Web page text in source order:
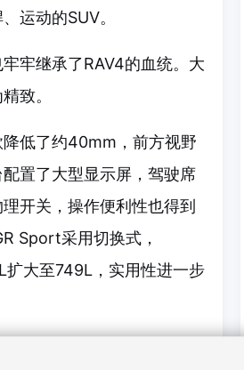
运动的SUV。
牢继承了RAV4的血统。大
致。
低了约40mm，前方视野
置了大型显示屏，驾驶席
开关，操作便利性也得到
Sport采用切换式，
大至749L，实用性进一步
）和插电式混合动力